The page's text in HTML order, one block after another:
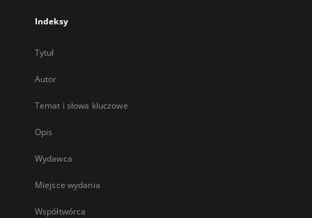
Indeksy
Tytuł
Autor
Temat i słowa kluczowe
Opis
Wydawca
Miejsce wydania
Współtwórca